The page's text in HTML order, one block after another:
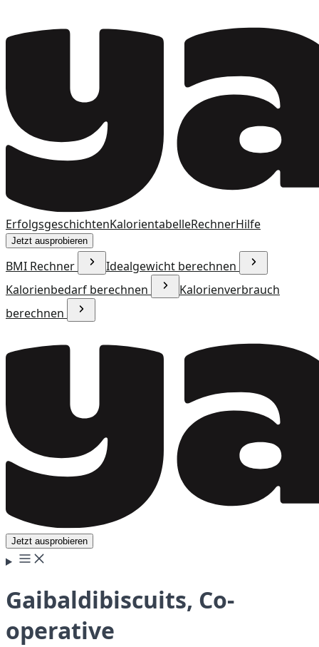
ErfolgsgeschichtenKalorientabelleRechnerHilfe
Jetzt ausprobieren
BMI Rechner
Idealgewicht berechnen
Kalorienbedarf berechnen
Kalorienverbrauch
berechnen
Jetzt ausprobieren
Gaibaldibiscuits, Co-
operative